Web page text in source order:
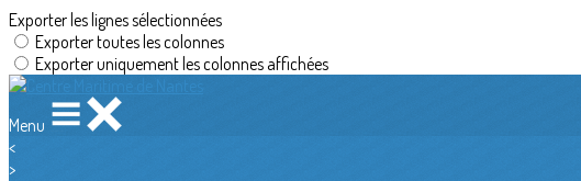
Exporter les lignes sélectionnées
Exporter toutes les colonnes
Exporter uniquement les colonnes affichées
Menu
<
>